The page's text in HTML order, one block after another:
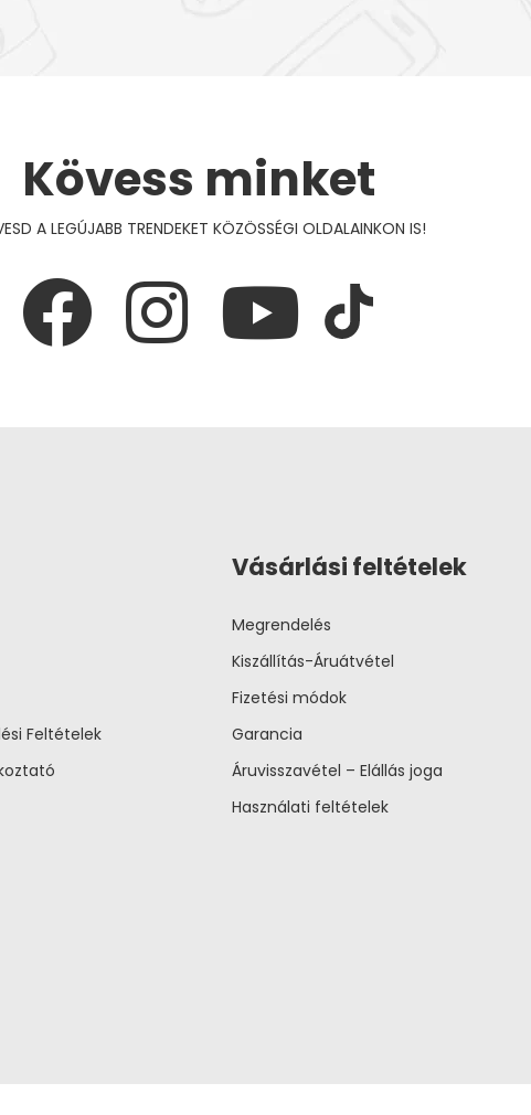
Kövess minket
A LEGÚJABB TRENDEKET KÖZÖSSÉGI OLDALAINKON IS!
Feltételek
Vásárlási feltételek
Megrendelés
Kiszállítás-Áruátvétel
Fizetési módok
Garancia
Áruvisszavétel – Elállás joga
Használati feltételek